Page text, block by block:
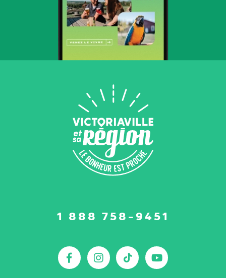
1 888 758-9451
Facebook
Instagram
TikTok